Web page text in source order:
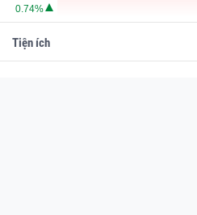
0.74%
Tiện ích